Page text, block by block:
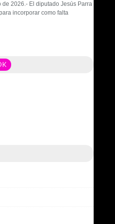
2026.- El diputado Jesús Parra
incorporar como falta